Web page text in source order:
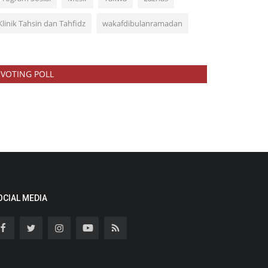
Tahsin dan Tahfidz wakafdibulanramadan
VOTING POLL
MEDIA